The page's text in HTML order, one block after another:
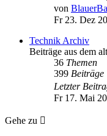
von
Fr 23. Dez
Technik Archiv
Beiträge aus dem
36 Themen
399 Beiträge
Letzter
Fr 17. Mai
Gehe zu